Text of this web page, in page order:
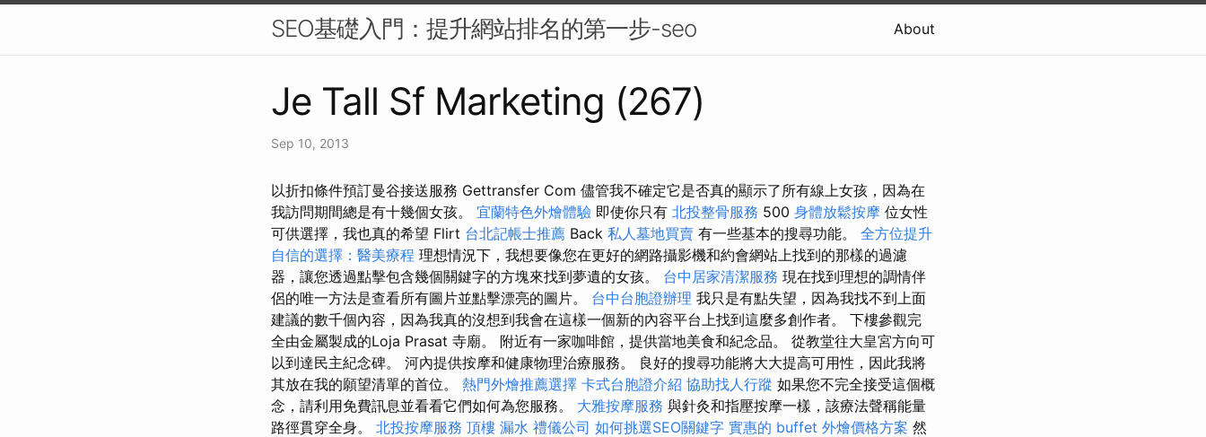
SEO基礎入門：提升網站排名的第一步-seo About
Je Tall Sf Marketing (267)
Sep 10, 2013
以折扣條件預訂曼谷接送服務 Gettransfer Com 儘管我不確定它是否真的顯示了所有線上女孩，因為在
我訪問期間總是有十幾個女孩。 宜蘭特色外燴體驗 即使你只有 北投整骨服務 500 身體放鬆按摩 位女性
可供選擇，我也真​​的希望 Flirt 台北記帳士推薦 Back 私人墓地買賣 有一些基本的搜尋功能。 全方位提升
自信的選擇：醫美療程 理想情況下，我想要像您在更好的網路攝影機和約會網站上找到的那樣的過濾
器，讓您透過點擊包含幾個關鍵字的方塊來找到夢遺的女孩。 台中居家清潔服務 現在找到理想的調情伴
侶的唯一方法是查看所有圖片並點擊漂亮的圖片。 台中台胞證辦理 我只是有點失望，因為我找不到上面
建議的數千個內容，因為我真的沒想到我會在這樣一個新的內容平台上找到這麼多創作者。 下樓參觀完
全由金屬製成的Loja Prasat 寺廟。 附近有一家咖啡館，提供當地美食和紀念品。 從教堂往大皇宮方向可
以到達民主紀念碑。 河內提供按摩和健康物理治療服務。 良好的搜尋功能將大大提高可用性，因此我將
其放在我的願望清單的首位。 熱門外燴推薦選擇 卡式台胞證介紹 協助找人行蹤 如果您不完全接受這個概
念，請利用免費訊息並看看它們如何為您服務。 大雅按摩服務 與針灸和指壓按摩一樣，該療法聲稱能量
路徑貫穿全身。 北投按摩服務 頂樓 漏水 禮儀公司 如何挑選SEO關鍵字 實惠的 buffet 外燴價格方案 然